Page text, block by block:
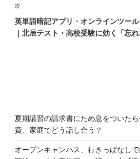
ゲ
ー
シ
次
の
投
次
英単語暗記アプリ・オンラインツー
｜北辰テスト・高校受験に効く「忘
夏期講習の請求書にため息をついた
費、家庭でどう話し合う？
オープンキャンパス、行きっぱなし